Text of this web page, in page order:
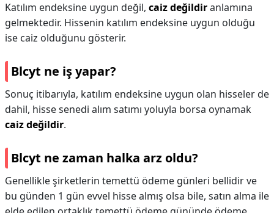
Katılım endeksine uygun değil, caiz değildiranlamına
gelmektedir. Hissenin katılım endeksine uygun olduğu
ise caiz olduğunu gösterir.
Blcyt ne iş yapar?
Sonuç itibarıyla, katılım endeksine uygun olan hisseler de
dahil, hisse senedi alım satımı yoluyla borsa oynamak
caiz değildir.
Blcyt ne zaman halka arz oldu?
Genellikle şirketlerin temettü ödeme günleri bellidir ve
bu günden 1 gün evvel hisse almış olsa bile, satın alma ile